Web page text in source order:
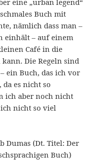
eine „urban legend“
Buch mit
nämlich dass man –
einhält – auf einem
Café in die
Die Regeln sind
ein Buch, das ich vor
es nicht so
ich aber noch nicht
nicht so viel
Dumas (Dt. Titel: Der
Buch)